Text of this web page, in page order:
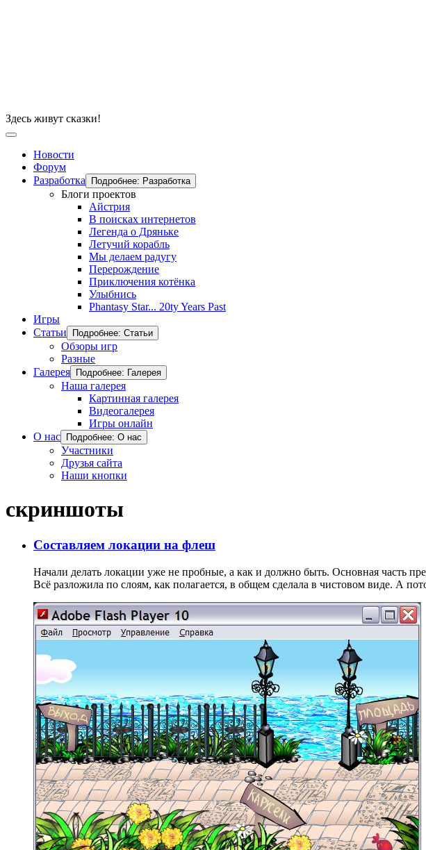
Здесь живут сказки!
Новости
Форум
Разработка
Подробнее: Разработка
Блоги проектов
Айстрия
В поисках интернетов
Легенда о Дряньке
Летучий корабль
Мы делаем радугу
Перерождение
Приключения котёнка
Улыбнись
Phantasy Star... 20ty Years Past
Игры
Статьи
Подробнее: Статьи
Обзоры игр
Разные
Галерея
Подробнее: Галерея
Наша галерея
Картинная галерея
Видеогалерея
Игры онлайн
О нас
Подробнее: О нас
Участники
Друзья сайта
Наши кнопки
скриншоты
Составляем локации на флеш
Начали делать локации уже не пробные, а как и должно быть. Основная часть
Всё разложила по слоям, как полагается, в общем сделала в чистовом виде. А